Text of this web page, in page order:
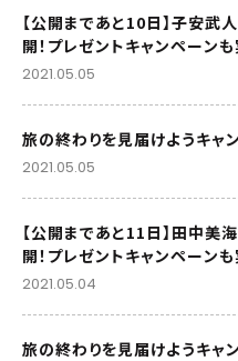
【公開まであと10日】子安武
開！プレゼントキャンペーンも
2021.05.05
旅の終わりを見届けようキャ
2021.05.05
【公開まであと11日】田中美
開！プレゼントキャンペーンも
2021.05.04
旅の終わりを見届けようキャ